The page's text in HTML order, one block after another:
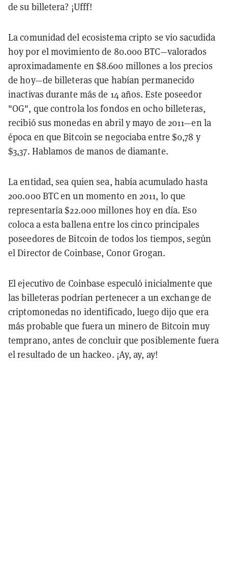
de su billetera? ¡Ufff!
La comunidad del ecosistema cripto se vio sacudida
hoy por el movimiento de 80.000 BTC—valorados
aproximadamente en $8.600 millones a los precios
de hoy—de billeteras que habían permanecido
inactivas durante más de 14 años. Este poseedor
"OG", que controla los fondos en ocho billeteras,
recibió sus monedas en abril y mayo de 2011—en la
época en que Bitcoin se negociaba entre $0,78 y
$3,37. Hablamos de manos de diamante.
La entidad, sea quien sea, había acumulado hasta
200.000 BTC en un momento en 2011, lo que
representaría $22.000 millones hoy en día. Eso
coloca a esta ballena entre los cinco principales
poseedores de Bitcoin de todos los tiempos, según
el Director de Coinbase, Conor Grogan.
El ejecutivo de Coinbase especuló inicialmente que
las billeteras podrían pertenecer a un exchange de
criptomonedas no identificado, luego dijo que era
más probable que fuera un minero de Bitcoin muy
temprano, antes de concluir que posiblemente fuera
el resultado de un hackeo. ¡Ay, ay, ay!